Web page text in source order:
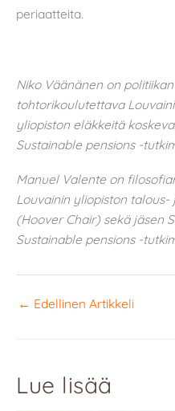
periaatteita.
Niko Väänänen on
tohtorikoulutettava
yliopiston eläkkeitä
Sustainable pensions -
Manuel Valente on
Louvainin yliopiston
(Hoover Chair) sekä jäsen
Sustainable pensions -
← Edellinen Artikkeli
Lue lisää